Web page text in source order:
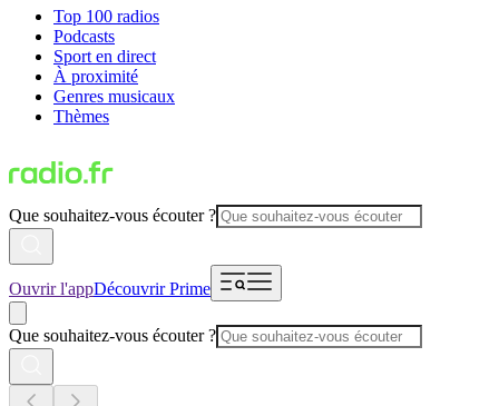
Top 100 radios
Podcasts
Sport en direct
À proximité
Genres musicaux
Thèmes
Que souhaitez-vous écouter ?
Ouvrir l'appDécouvrir Prime
Que souhaitez-vous écouter ?